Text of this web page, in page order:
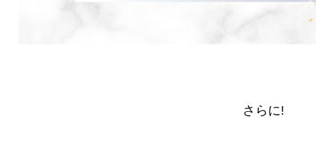
さらに!